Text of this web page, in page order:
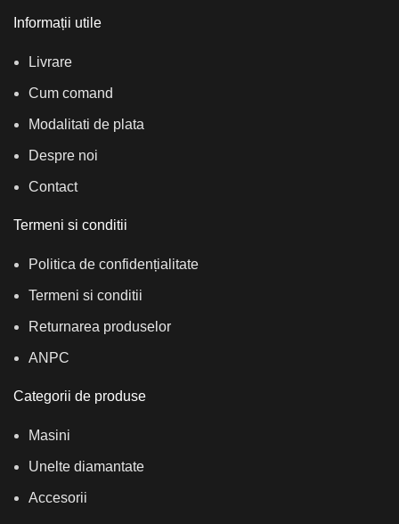
Informații utile
Livrare
Cum comand
Modalitati de plata
Despre noi
Contact
Termeni si conditii
Politica de confidențialitate
Termeni si conditii
Returnarea produselor
ANPC
Categorii de produse
Masini
Unelte diamantate
Accesorii